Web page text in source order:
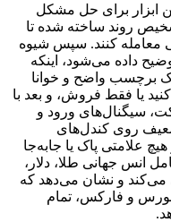
ابزار برای حل مشکل
روند ساخته شده تا
معامله کنند. سپس شیوه
داده می‌شود، اینکه
یک برچسب واضح و خوانا
یا فقط فروش، و بعد با
سیگنال‌های ورود و
روی کندل‌های
علامتی پاک یا جابه‌جا
انس جهانی طلا، دلار،
و نشان می‌دهد که
بورس و فارکس، تمام